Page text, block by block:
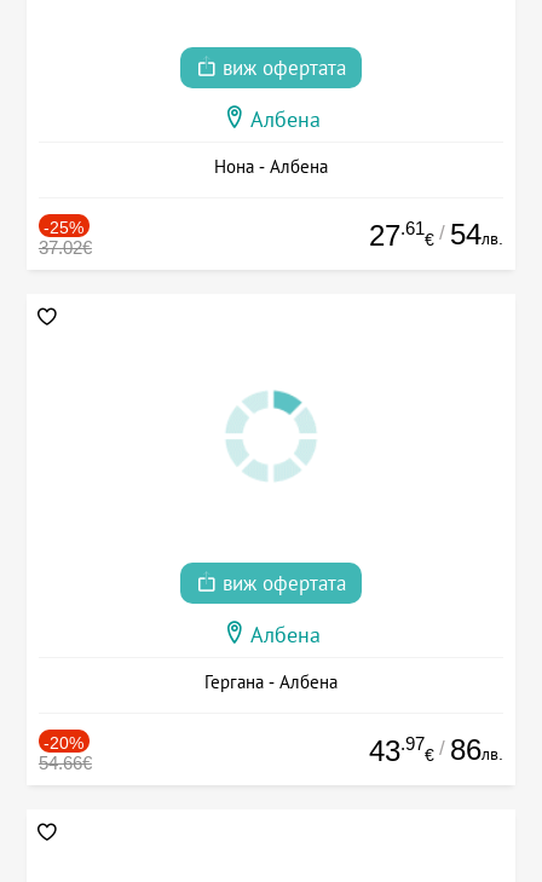
виж офертата
Албена
Нона - Албена
-25%
37.02€ 27.61
€ / 54лв.
виж офертата
Албена
Гергана - Албена
-20%
54.66€ 43.97
€ / 86лв.